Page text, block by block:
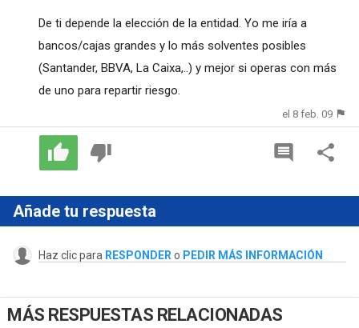
De ti depende la elección de la entidad. Yo me iría a
bancos/cajas grandes y lo más solventes posibles
(Santander, BBVA, La Caixa,..) y mejor si operas con más
de uno para repartir riesgo.
el 8 feb. 09
Añade tu respuesta
Haz clic para RESPONDER o PEDIR MÁS INFORMACIÓN
MÁS RESPUESTAS RELACIONADAS